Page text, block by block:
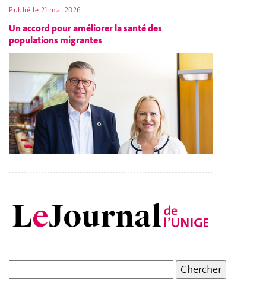
Publié le 21 mai 2026
Un accord pour améliorer la santé des
populations migrantes